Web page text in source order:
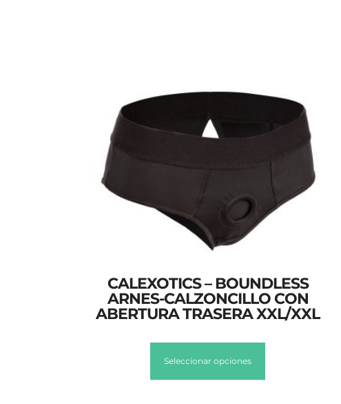
CALEXOTICS – BOUNDLESS
ARNES-CALZONCILLO CON
ABERTURA TRASERA XXL/XXL
Seleccionar opciones